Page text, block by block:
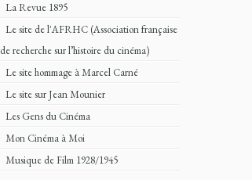
La Revue 1895
Le site de l'AFRHC (Association française
de recherche sur l’histoire du cinéma)
Le site hommage à Marcel Carné
Le site sur Jean Mounier
Les Gens du Cinéma
Mon Cinéma à Moi
Musique de Film 1928/1945